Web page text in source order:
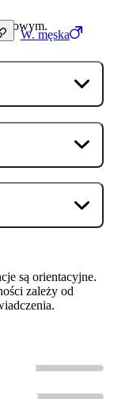
W. męska
są orientacyjne.
zależy od